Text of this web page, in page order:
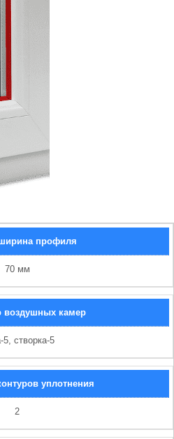
профиля
70 мм
воздушных камер
5, створка-5
уплотнения
2